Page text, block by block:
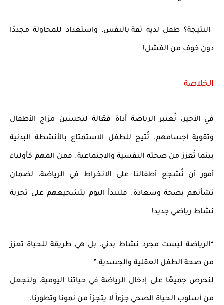
النتيجة؟ طفل لديه ثقة بالنفس، واستعداد للمحاولة مجددًا
دون خوف من الفشل!
الخلاصة
في الأخير، تُعتبر الرياضة أداة فعّالة لتحسين مزاج الأطفال
وتقوية أجسامهم. تُتيح للطفل الاستمتاع بالأنشطة البدنية
بينما تُعزز من صحته النفسية والاجتماعية. فمن المهم كأولياء
أمور أن نُشجع أطفالنا على الانخراط في الرياضة، لضمان
نشأتهم بصحة وسعادة. فلنبدأ اليوم بتشجيعهم على تجربة
نشاط رياضي جديد!
“الرياضة ليست مجرد نشاط بدني، بل هي طريقة للحياة تعزز
من صحة الطفل العقلية والجسدية.”
لنحرص جميعًا على إدخال الرياضة في حياتنا اليومية، ولنجعل
من أسلوب الحياة الصحي جزءاً لا يتجزأ من نمونا وتطورنا.